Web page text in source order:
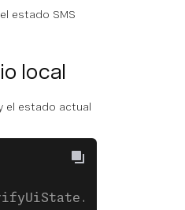
estado SMS
local
el estado actual
}